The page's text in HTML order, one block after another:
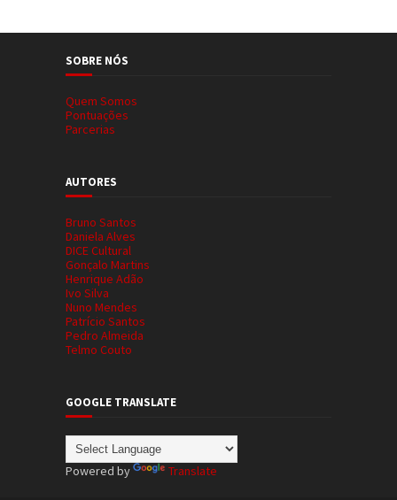
SOBRE NÓS
Quem Somos
Pontuações
Parcerias
AUTORES
Bruno Santos
Daniela Alves
DICE Cultural
Gonçalo Martins
Henrique Adão
Ivo Silva
Nuno Mendes
Patrício Santos
Pedro Almeida
Telmo Couto
GOOGLE TRANSLATE
Powered by Translate